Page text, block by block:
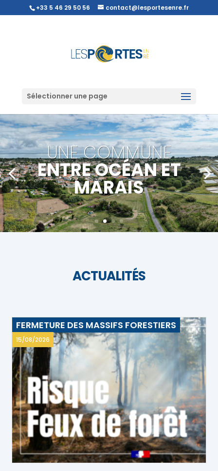
+33 5 46 29 50 56 contact@lesportesenre.fr
Sélectionner une page
UNE COMMUNE
ENTRE OCÉAN ET
MARAIS
ACTUALITÉS
FERMETURE DES MASSIFS FORESTIERS
15/08/2026